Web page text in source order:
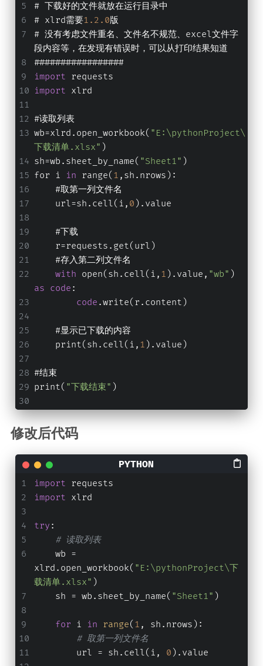
# 下载好的文件就放在运行目录中
# xlrd需要1.2 .0版
# 没有考虑文件重名、文件名不规范、excel文件字
段内容等，在发现有错误时，可以从打印结果知道
#################
import requests
import xlrd
#读取列表
wb=xlrd.open_workbook( "E:\pythonProject\
下载清单.xlsx" )
sh=wb.sheet_by_name( "Sheet1" )
for i
in range( 1 ,sh.nrows):
    #取第一列文件名
    url=sh.cell(i,
0 ).value
    #下载
    r=requests.get(url)
    #存入第二列文件名
with open(sh.cell(i, 1 ).value, "wb"
as code :
code .write(r.content)
    #显示已下载的内容
    print(sh.cell(i,
1 ).value)
#结束
print( "下载结束" )
修改后代码
import requests
import xlrd
try :
# 读取列表
xlrd.open_workbook( "E:\pythonProject\下
载清单.xlsx" )
    sh = wb.sheet_by_name(
"Sheet1" )
for i in range( 1 , sh.nrows):
# 取第一列文件名
        url = sh.cell(i,
0 ).value